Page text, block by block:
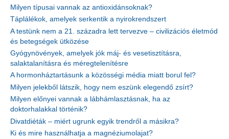
Milyen típusai vannak az antioxidánsoknak?
Táplálékok, amelyek serkentik a nyirokrendszert
A testünk nem a 21. századra lett tervezve – civilizációs életmód
és betegségek ütközése
Gyógynövények, amelyek jók máj- és vesetisztításra,
salaktalanításra és méregtelenítésre
A hormonháztartásunk a közösségi média miatt borul fel?
Milyen jelekből látszik, hogy nem eszünk elegendő zsírt?
Milyen előnyei vannak a lábhámlasztásnak, ha az
doktorhalakkal történik?
Divatdiéták – miért ugrunk egyik trendről a másikra?
Ki és mire használhatja a magnéziumolajat?